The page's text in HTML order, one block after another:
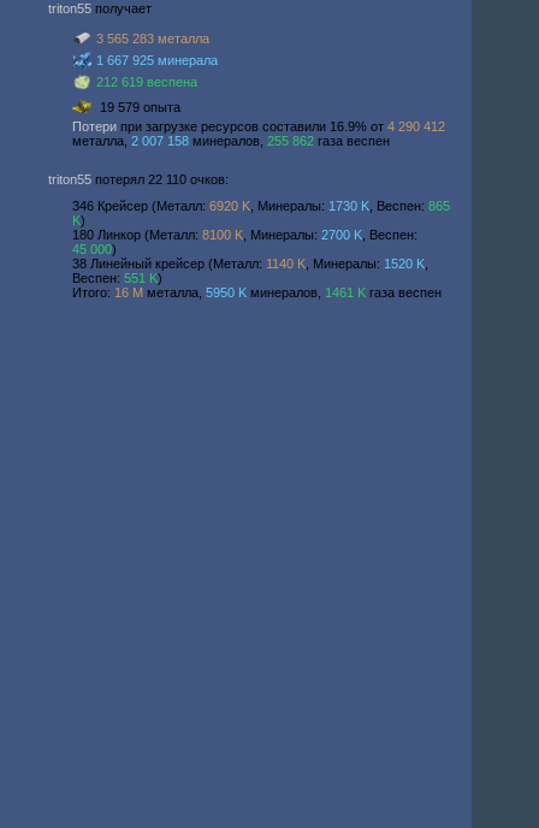
triton55 получает
3 565 283 металла
1 667 925 минерала
212 619 веспена
19 579 опыта
Потери при загрузке ресурсов составили 16.9% от4 290 412
металла,2 007 158 минералов,255 862 газа веспен
triton55 потерял 22 110 очков:
346 Крейсер (Металл:6920 K , Минералы: 1730 K , Веспен:865
K)
180 Линкор (Металл:8100 K , Минералы:2700 K , Веспен:
45 000)
38 Линейный крейсер (Металл: 1140 K , Минералы: 1520 K
Веспен:551 K)
Итого: 16 M металла,5950 K минералов, 1461 K газа веспен